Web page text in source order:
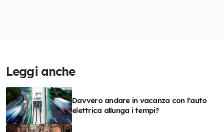
Leggi anche
Davvero andare in vacanza con l'auto
elettrica allunga i tempi?